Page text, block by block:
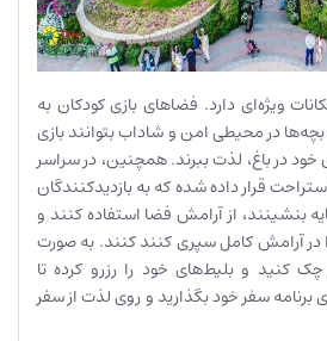
ویژه‌ای دارد. فضاهای بازی کودکان به
در محیطی امن و شاداب بتوانند بازی
در باغ، لذت ببرند. همچنین، در سراسر
قرار داده شده که به بازدیدکنندگان
بنشینند، از آرامش فضا استفاده کنند و
در آرامش کامل سپری کنند کنند. به صورت
چک کنید و بلیط‌های خود را رزرو کرده تا
برنامه سفر خود بگذارید و روی لذت از سفر